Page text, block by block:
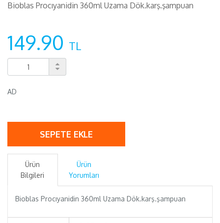
Bioblas Procıyanidin 360ml Uzama Dök.karş.şampuan
149.90 TL
AD
SEPETE EKLE
Ürün
Bilgileri
Ürün
Yorumları
Bioblas Procıyanidin 360ml Uzama Dök.karş.şampuan